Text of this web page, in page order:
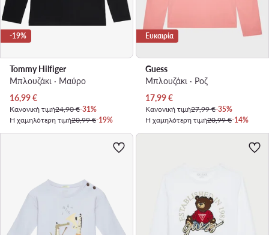
-19%
Tommy Hilfiger
Μπλουζάκι · Μαύρο
Τρέχουσα τιμή
16,99€
Κανονική τιμή24,90 €-31%
Η χαμηλότερη τιμή20,99 €-19%
Ευκαιρία
Guess
Μπλουζάκι · Ροζ
Τρέχουσα τιμή
17,99€
Κανονική τιμή27,99 €-35%
Η χαμηλότερη τιμή20,99 €-14%